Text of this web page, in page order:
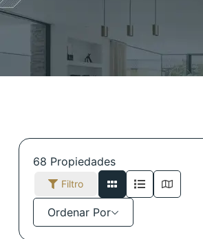
68 Propiedades
Filtro
Ordenar Por